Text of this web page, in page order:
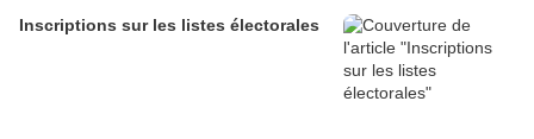
Inscriptions sur les listes électorales